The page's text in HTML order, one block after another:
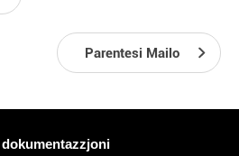
Parentesi Mailo